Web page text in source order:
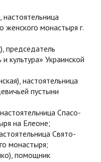
настоятельница
женского монастыря г.
председатель
культура» Украинской
настоятельница
пустыни
Спасо-
на Елеоне;
Свято-
монастыря;
помощник